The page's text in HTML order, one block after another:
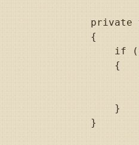
private
        {
if
            {
            }
        }